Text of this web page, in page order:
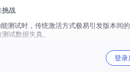
挑战
测试时，传统激活方式极易引发版本间
试数据失真。
登录